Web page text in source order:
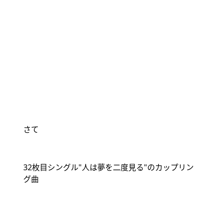
さて
32枚目シングル"人は夢を二度見る"のカップリン
グ曲